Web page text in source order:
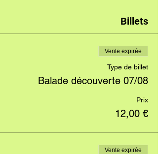
Billets
Vente expirée
Type de billet
Balade découverte 07/08
Prix
12,00 €
Vente expirée